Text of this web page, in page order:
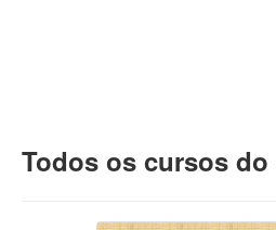
Todos os cursos do